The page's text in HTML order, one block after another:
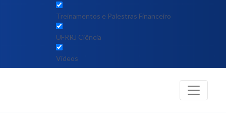
Treinamentos e Palestras Financeiro
UFRRJ Ciência
Vídeos